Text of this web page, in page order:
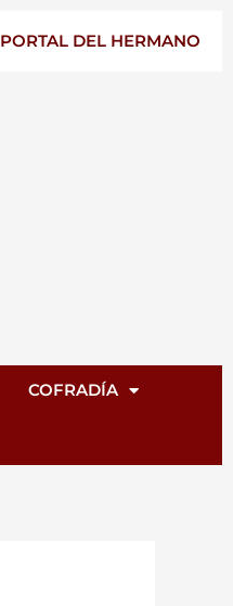
PORTAL DEL HERMANO
COFRADÍA